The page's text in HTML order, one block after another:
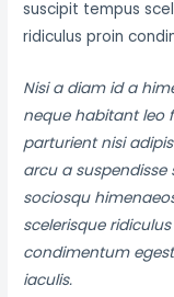
suscipit tempus
ridiculus proin
Nisi a diam id a
neque habitant leo
parturient nisi
arcu a
sociosqu
scelerisque
condimentum
iaculis.